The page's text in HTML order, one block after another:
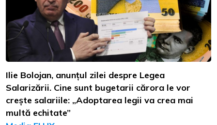
Ilie Bolojan, anunțul zilei despre Legea
Salarizării. Cine sunt bugetarii cărora le vor
crește salariile: „Adoptarea legii va crea mai
multă echitate”